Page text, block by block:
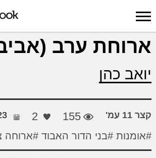
כניסה למערכת
יצירה
יצירה
ארוחת ערב
יואב כהן
קצר 11 עמ' 155
2
#אומנות #בני הדור האבוד #ארוחה